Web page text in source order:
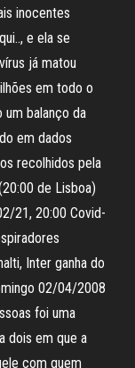
inocentes
e ela se
já matou
em todo o
um balanço da
em dados
recolhidos pela
de Lisboa)
21, 20:00 Covid-
Inter ganha do
02/04/2008
foi uma
dois em que a
com quem